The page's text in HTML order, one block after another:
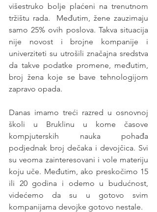
višestruko bolje plaćeni na trenutnom
tržištu rada.  Međutim, žene zauzimaju
samo 25% ovih poslova. Takva situacija
nije novost i brojne kompanije i
univerziteti su utrošili značajna sredstva
da takve podatke promene, međutim,
broj žena koje se bave tehnologijom
zapravo opada.
Danas imamo treći razred u osnovnoj
školi u Bruklinu u kome časove
kompjuterskih nauka pohađa
podjednak broj dečaka i devojčica. Svi
su veoma zainteresovani i vole materiju
koju uče. Međutim, ako preskočimo 15
ili 20 godina i odemo u budućnost,
videćemo da su u gotovo svim
kompanijama devojke gotovo nestale.